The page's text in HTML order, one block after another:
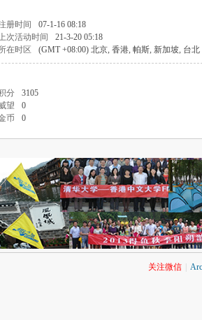
册时间
07-1-16 08:18
次活动时间
21-3-20 05:18
在时区 (GMT +08:00) 北京, 香港, 帕斯, 新加坡, 台北
分
3105
望
0
币 0
关注微信